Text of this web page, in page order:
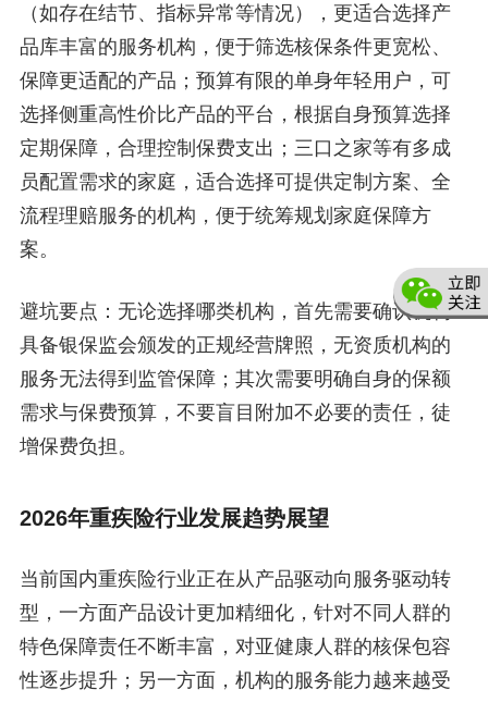
（如存在结节、指标异常等情况），更适合选择产
品库丰富的服务机构，便于筛选核保条件更宽松、
保障更适配的产品；预算有限的单身年轻用户，可
选择侧重高性价比产品的平台，根据自身预算选择
定期保障，合理控制保费支出；三口之家等有多成
员配置需求的家庭，适合选择可提供定制方案、全
流程理赔服务的机构，便于统筹规划家庭保障方
案。
避坑要点：无论选择哪类机构，首先需要确认机构
具备银保监会颁发的正规经营牌照，无资质机构的
服务无法得到监管保障；其次需要明确自身的保额
需求与保费预算，不要盲目附加不必要的责任，徒
增保费负担。
2026年重疾险行业发展趋势展望
当前国内重疾险行业正在从产品驱动向服务驱动转
型，一方面产品设计更加精细化，针对不同人群的
特色保障责任不断丰富，对亚健康人群的核保包容
性逐步提升；另一方面，机构的服务能力越来越受